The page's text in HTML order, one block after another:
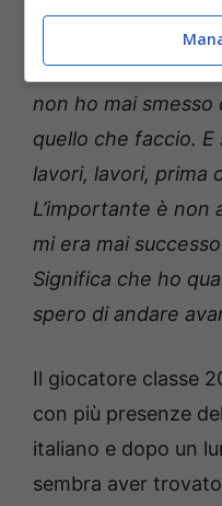
Genoa
suo ottimo stato di
non ho mai
quello che faccio. E
lavori, lavori, prima
L’importante è non
mi era mai
Significa che ho
spero di andare
Il giocatore classe
con più presenze
italiano e dopo un
sembra aver